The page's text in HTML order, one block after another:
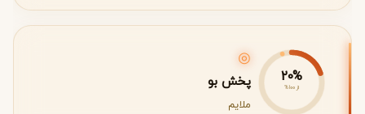
20%
از 100%
◎
پخش بو
ملایم